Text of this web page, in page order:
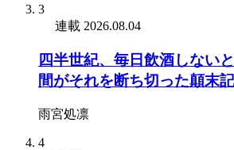
3
連載 2026.08.04
四半世紀、毎日飲酒しない
間がそれを断ち切った顛末記
雨宮処凛
4